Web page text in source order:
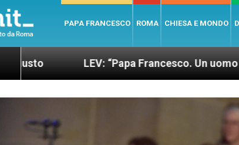
PAPA FRANCESCO ROMA CHIESA E MONDO
“Papa Francesco. Un uomo di parola”,